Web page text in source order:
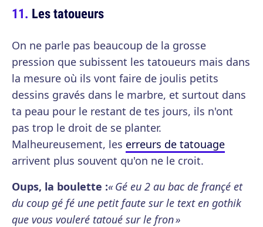
Les tatoueurs
On ne parle pas beaucoup de la grosse
pression que subissent les tatoueurs mais dans
la mesure où ils vont faire de joulis petits
dessins gravés dans le marbre, et surtout dans
ta peau pour le restant de tes jours, ils n'ont
pas trop le droit de se planter.
Malheureusement, les erreurs de tatouage
arrivent plus souvent qu'on ne le croit.
Oups, la boulette :« Gé eu 2 au bac de françé et
du coup gé fé une petit faute sur le text en gothik
que vous vouleré tatoué sur le fron »